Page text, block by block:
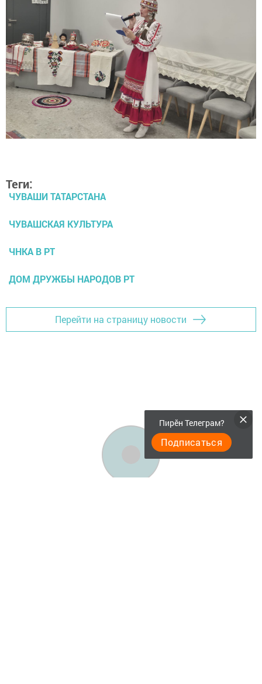
Теги:
ЧУВАШИ ТАТАРСТАНА
ЧУВАШСКАЯ КУЛЬТУРА
ЧНКА В РТ
ДОМ ДРУЖБЫ НАРОДОВ РТ
Перейти на страницу новости
Пирӗн Телеграм?
Подписаться